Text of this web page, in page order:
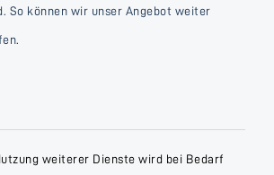
So können wir unser Angebot weiter
weiterer Dienste wird bei Bedarf
und Freitag